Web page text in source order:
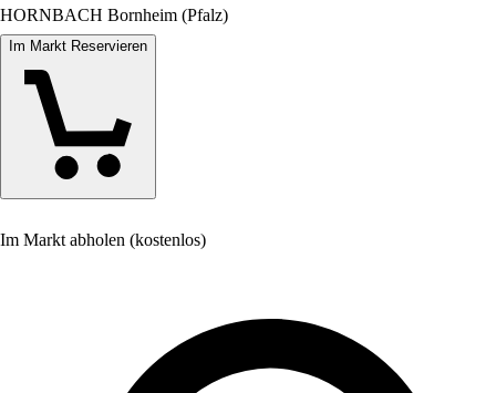
HORNBACH Bornheim (Pfalz)
Im Markt Reservieren
Im Markt abholen (kostenlos)